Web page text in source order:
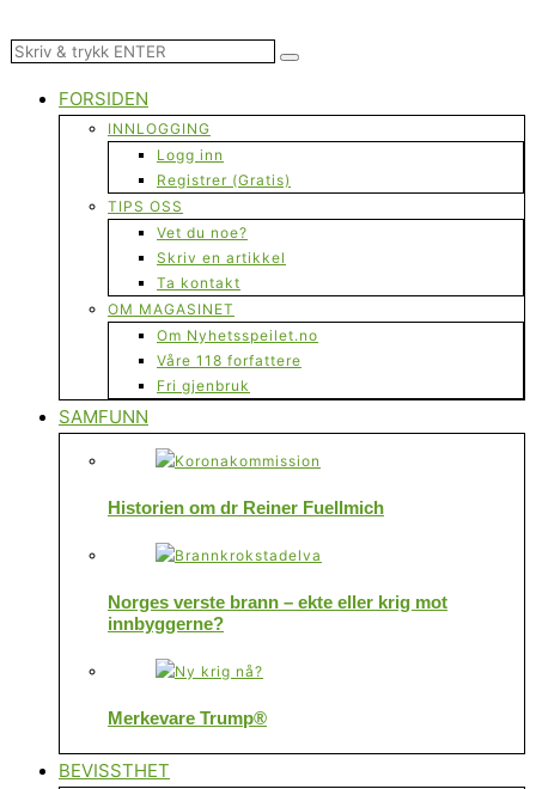
FORSIDEN
INNLOGGING
Logg inn
Registrer (Gratis)
TIPS OSS
Vet du noe?
Skriv en artikkel
Ta kontakt
OM MAGASINET
Om Nyhetsspeilet.no
Våre 118 forfattere
Fri gjenbruk
SAMFUNN
Historien om dr Reiner Fuellmich
Norges verste brann – ekte eller krig mot
innbyggerne?
Merkevare Trump®
BEVISSTHET